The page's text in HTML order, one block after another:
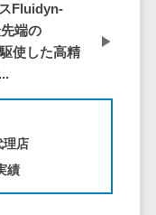
ム>
>
Fluidyn-
端の
使した高精
理店
績